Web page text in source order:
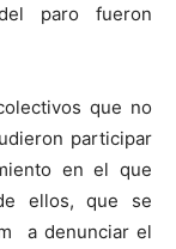
paro fueron
que no
participar
en el que
ellos, que se
a denunciar el